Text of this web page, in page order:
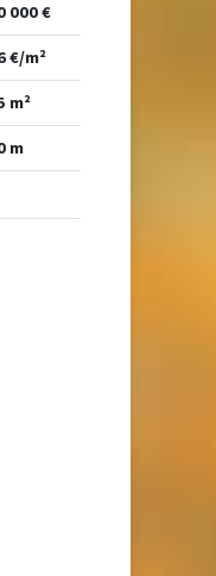
000 €
€/m²
m²
m